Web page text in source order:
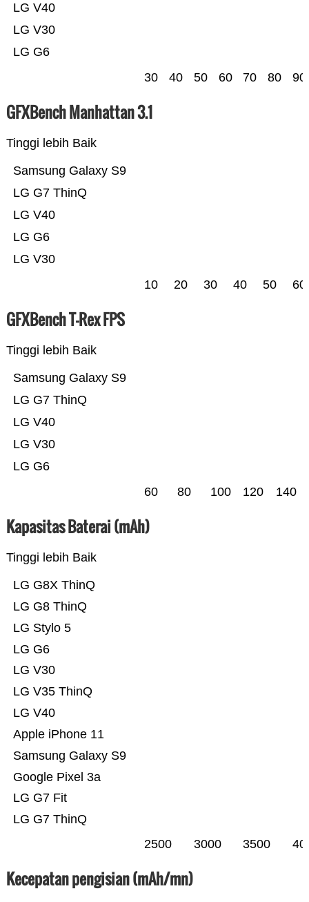
LG G6
LG V30
LG V40
30 40 50 60 70 80 90
GFXBench Manhattan 3.1
Tinggi lebih Baik
LG V30
LG G6
LG V40
LG G7 ThinQ
Samsung Galaxy S9
10 20 30 40 50 60
GFXBench T-Rex FPS
Tinggi lebih Baik
LG G6
LG V30
LG V40
LG G7 ThinQ
Samsung Galaxy S9
60 80 100 120 140
Kapasitas Baterai (mAh)
Tinggi lebih Baik
LG G7 ThinQ
LG G7 Fit
Google Pixel 3a
Samsung Galaxy S9
Apple iPhone 11
LG V40
LG V35 ThinQ
LG V30
LG G6
LG Stylo 5
LG G8 ThinQ
LG G8X ThinQ
2500 3000 3500
Kecepatan pengisian (mAh/mn)